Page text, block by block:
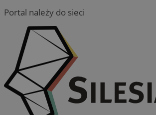
Portal należy do sieci